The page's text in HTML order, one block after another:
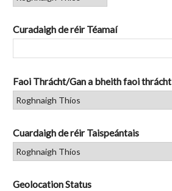
Curadaigh de réir Téamaí
Faoi Thrácht/Gan a bheith faoi thrácht
Cuardaigh de réir Taispeántais
Geolocation Status